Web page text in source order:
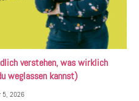
verstehen, was wirklich
weglassen kannst)
5, 2026